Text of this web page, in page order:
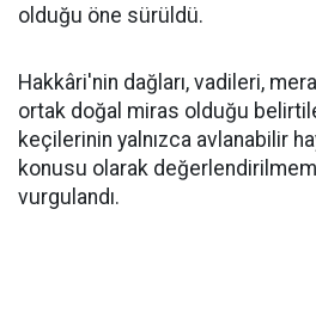
olduğu öne sürüldü.
Hakkâri'nin dağları, vadileri,
ortak doğal miras olduğu
keçilerinin yalnızca avlanabilir
konusu olarak
vurgulandı.